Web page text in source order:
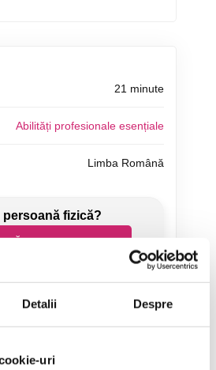
Detalii Despre
uri
21 minute
Abilități profesionale esențiale
Limba Română
OFERTĂ